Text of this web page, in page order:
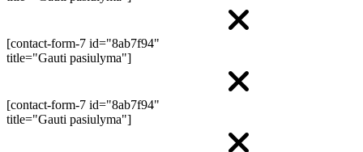
[contact-form-7 id="8ab7f94"
title="Gauti pasiulyma"]
[contact-form-7 id="8ab7f94"
title="Gauti pasiulyma"]